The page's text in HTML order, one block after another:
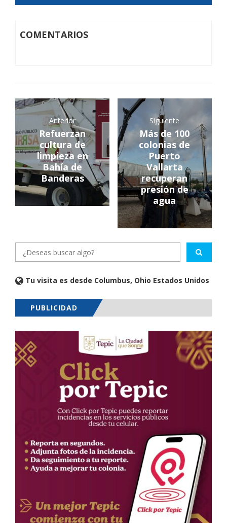
COMENTARIOS
Anterior
Refuerzan
cultura de
limpieza en
Bahía de
Banderas
Siguiente
Más de 100
colonias de
Puerto
Vallarta
recuperan
presión de
agua
Tu visita es desde Columbus, Ohio Estados Unidos
PUBLICIDAD